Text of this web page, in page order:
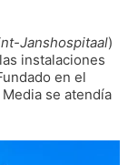
Janshospitaal)
instalaciones
en el
se atendía